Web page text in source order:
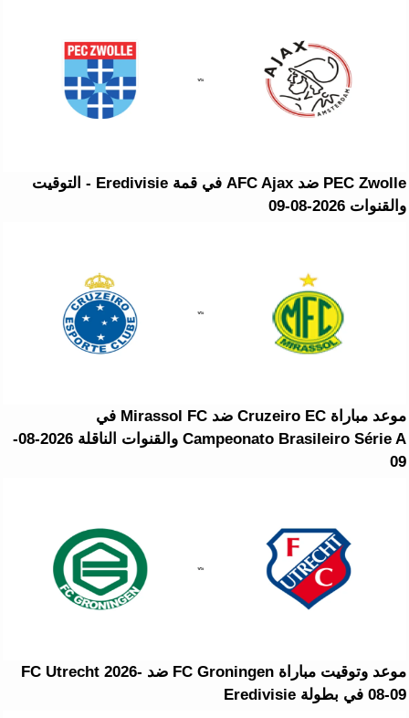
PEC Zwolle ضد AFC Ajax في قمة Eredivisie - التوقيت
والقنوات 2026-08-09
موعد مباراة Cruzeiro EC ضد Mirassol FC في
Campeonato Brasileiro Série A والقنوات الناقلة 2026-08-
09
موعد وتوقيت مباراة FC Groningen ضد FC Utrecht 2026-
08-09 في بطولة Eredivisie